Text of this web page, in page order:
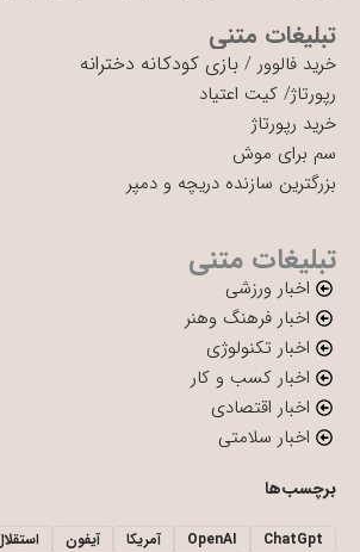
تبلیغات متنی
خرید فالوور / بازی کودکانه دخترانه
رپورتاژ/ کیت اعتیاد
خرید رپورتاژ
سم برای موش
بزرگترین سازنده دریچه و دمپر
تبلیغات متنی
اخبار ورزشی
اخبار فرهنگ وهنر
اخبار تکنولوژی
اخبار کسب و کار
اخبار اقتصادی
اخبار سلامتی
برچسب‌ها
ChatGpt
OpenAI آمریکا آیفون